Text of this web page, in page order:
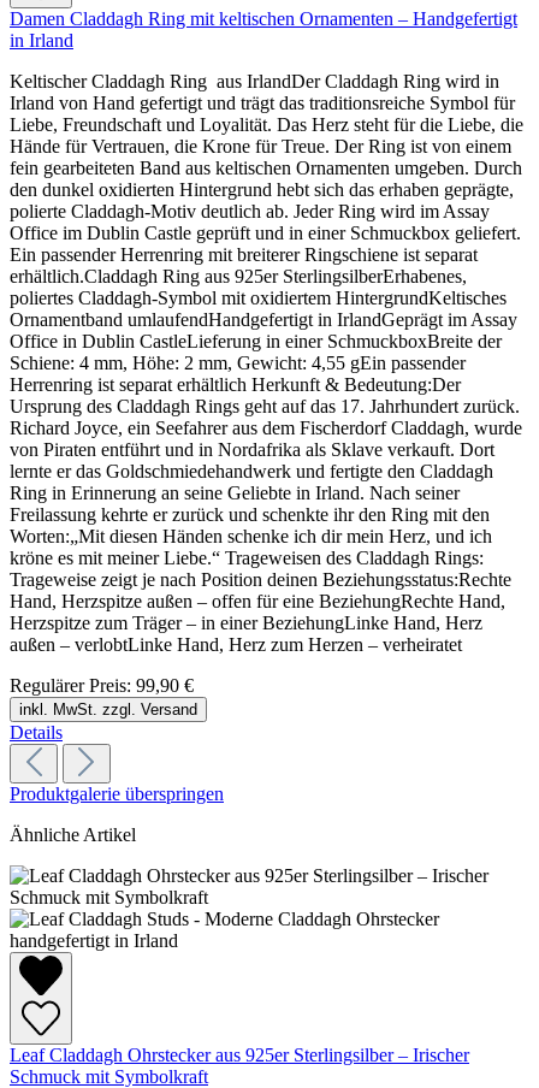
Damen Claddagh Ring mit keltischen Ornamenten – Handgefertigt
in Irland
Keltischer Claddagh Ring aus IrlandDer Claddagh Ring wird in
Irland von Hand gefertigt und trägt das traditionsreiche Symbol für
Liebe, Freundschaft und Loyalität. Das Herz steht für die Liebe, die
Hände für Vertrauen, die Krone für Treue. Der Ring ist von einem
fein gearbeiteten Band aus keltischen Ornamenten umgeben. Durch
den dunkel oxidierten Hintergrund hebt sich das erhaben geprägte,
polierte Claddagh-Motiv deutlich ab. Jeder Ring wird im Assay
Office im Dublin Castle geprüft und in einer Schmuckbox geliefert.
Ein passender Herrenring mit breiterer Ringschiene ist separat
erhältlich.Claddagh Ring aus 925er SterlingsilberErhabenes,
poliertes Claddagh-Symbol mit oxidiertem HintergrundKeltisches
Ornamentband umlaufendHandgefertigt in IrlandGeprägt im Assay
Office in Dublin CastleLieferung in einer SchmuckboxBreite der
Schiene: 4 mm, Höhe: 2 mm, Gewicht: 4,55 gEin passender
Herrenring ist separat erhältlich Herkunft & Bedeutung:Der
Ursprung des Claddagh Rings geht auf das 17. Jahrhundert zurück.
Richard Joyce, ein Seefahrer aus dem Fischerdorf Claddagh, wurde
von Piraten entführt und in Nordafrika als Sklave verkauft. Dort
lernte er das Goldschmiedehandwerk und fertigte den Claddagh
Ring in Erinnerung an seine Geliebte in Irland. Nach seiner
Freilassung kehrte er zurück und schenkte ihr den Ring mit den
Worten:„Mit diesen Händen schenke ich dir mein Herz, und ich
kröne es mit meiner Liebe.“ Trageweisen des Claddagh Rings:
Trageweise zeigt je nach Position deinen Beziehungsstatus:Rechte
Hand, Herzspitze außen – offen für eine BeziehungRechte Hand,
Herzspitze zum Träger – in einer BeziehungLinke Hand, Herz
außen – verlobtLinke Hand, Herz zum Herzen – verheiratet
Regulärer Preis: 99,90 €
inkl. MwSt. zzgl. Versand
Details
Produktgalerie überspringen
Ähnliche Artikel
Leaf Claddagh Ohrstecker aus 925er Sterlingsilber – Irischer
Schmuck mit Symbolkraft